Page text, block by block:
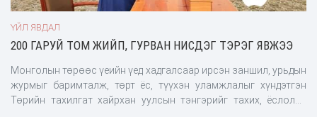
ҮЙЛ ЯВДАЛ
200 ГАРУЙ ТОМ ЖИЙП, ГУРВАН НИСДЭГ ТЭРЭГ ЯВЖЭЭ
Монголын төрөөс үеийн үед хадгалсаар ирсэн заншил, урьдын
журмыг баримталж, төрт ёс, түүхэн уламжлалыг хүндэтгэн
Төрийн тахилгат хайрхан уулсын тэнгэрийг тахих, ёслолыг